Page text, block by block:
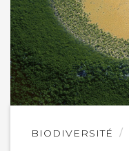
BIODIVERSITÉ
Lire